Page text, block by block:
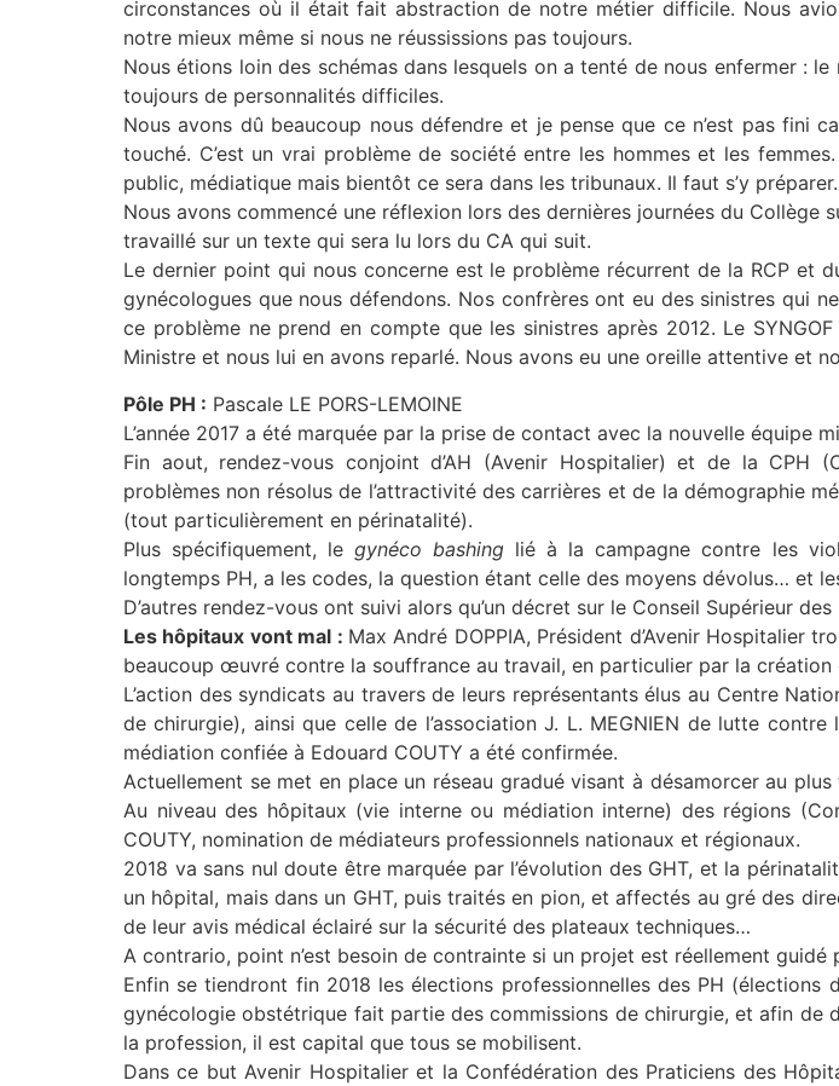
circonstances où il était fait abstraction de notre métier difficile. Nous
notre mieux même si nous ne réussissions pas toujours.
Nous étions loin des schémas dans lesquels on a tenté de nous enfermer :
toujours de personnalités difficiles.
Nous avons dû beaucoup nous défendre et je pense que ce n’est pas
touché. C’est un vrai problème de société entre les hommes et les
public, médiatique mais bientôt ce sera dans les tribunaux. Il faut s’y préparer.
Nous avons commencé une réflexion lors des dernières journées du
travaillé sur un texte qui sera lu lors du CA qui suit.
Le dernier point qui nous concerne est le problème récurrent de la RCP
gynécologues que nous défendons. Nos confrères ont eu des sinistres qui
ce problème ne prend en compte que les sinistres après 2012. Le
Ministre et nous lui en avons reparlé. Nous avons eu une oreille attentive et
Pôle PH : Pascale LE PORS-LEMOINE
L’année 2017 a été marquée par la prise de contact avec la nouvelle équipe
Fin aout, rendez-vous conjoint d’AH (Avenir Hospitalier) et de la CPH
problèmes non résolus de l’attractivité des carrières et de la démographie
(tout particulièrement en périnatalité).
Plus spécifiquement, legynéco bashing lié à la campagne contre les
longtemps PH, a les codes, la question étant celle des moyens dévolus… et
D’autres rendez-vous ont suivi alors qu’un décret sur le Conseil Supérieur
Les hôpitaux vont mal : Max André DOPPIA, Président d’Avenir Hospitalier
beaucoup œuvré contre la souffrance au travail, en particulier par la création
L’action des syndicats au travers de leurs représentants élus au Centre
de chirurgie), ainsi que celle de l’association J. L. MEGNIEN de lutte
médiation confiée à Edouard COUTY a été confirmée.
Actuellement se met en place un réseau gradué visant à désamorcer au
Au niveau des hôpitaux (vie interne ou médiation interne) des régions
COUTY, nomination de médiateurs professionnels nationaux et régionaux.
2018 va sans nul doute être marquée par l’évolution des GHT, et la
un hôpital, mais dans un GHT, puis traités en pion, et affectés au gré des
de leur avis médical éclairé sur la sécurité des plateaux techniques…
A contrario, point n’est besoin de contrainte si un projet est réellement
Enfin se tiendront fin 2018 les élections professionnelles des PH
gynécologie obstétrique fait partie des commissions de chirurgie, et afin de
la profession, il est capital que tous se mobilisent.
Dans ce but Avenir Hospitalier et la Confédération des Praticiens des